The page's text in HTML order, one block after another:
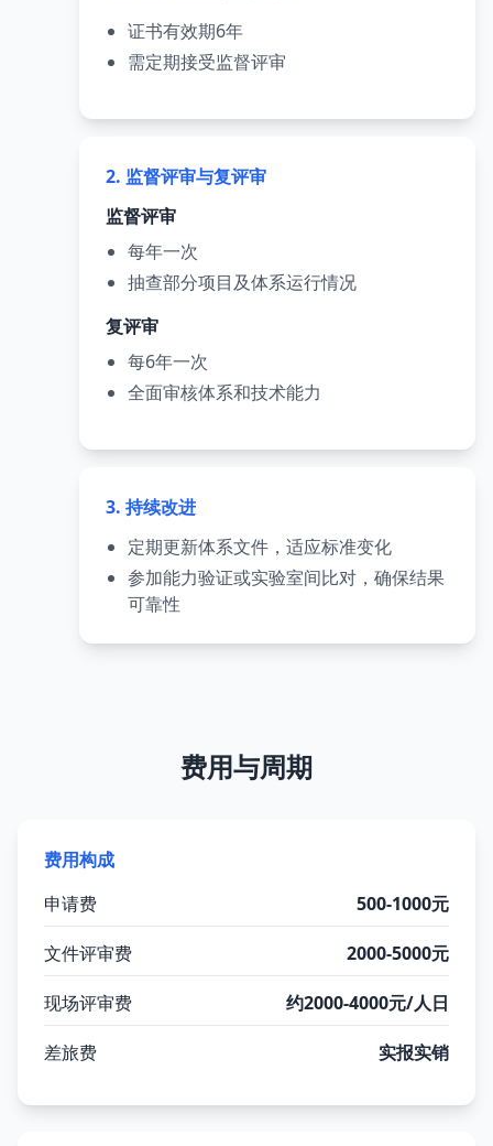
证书有效期6年
需定期接受监督评审
2. 监督评审与复评审
监督评审
每年一次
抽查部分项目及体系运行情况
复评审
每6年一次
全面审核体系和技术能力
3. 持续改进
定期更新体系文件，适应标准变化
参加能力验证或实验室间比对，确保结果
可靠性
费用与周期
费用构成
申请费
500-1000元
文件评审费 2000-5000元
现场评审费 约2000-4000元/人日
差旅费 实报实销